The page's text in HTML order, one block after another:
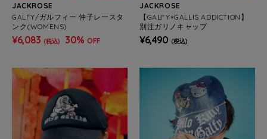
JACKROSE
GALFY/ガルフィー 仲子レースタ
ンク(WOMENS)
¥6,083 (税込) 30% OFF
JACKROSE
【GALFY×GALLIS ADDICTION】
別注ガリノキャップ
¥6,490 (税込)